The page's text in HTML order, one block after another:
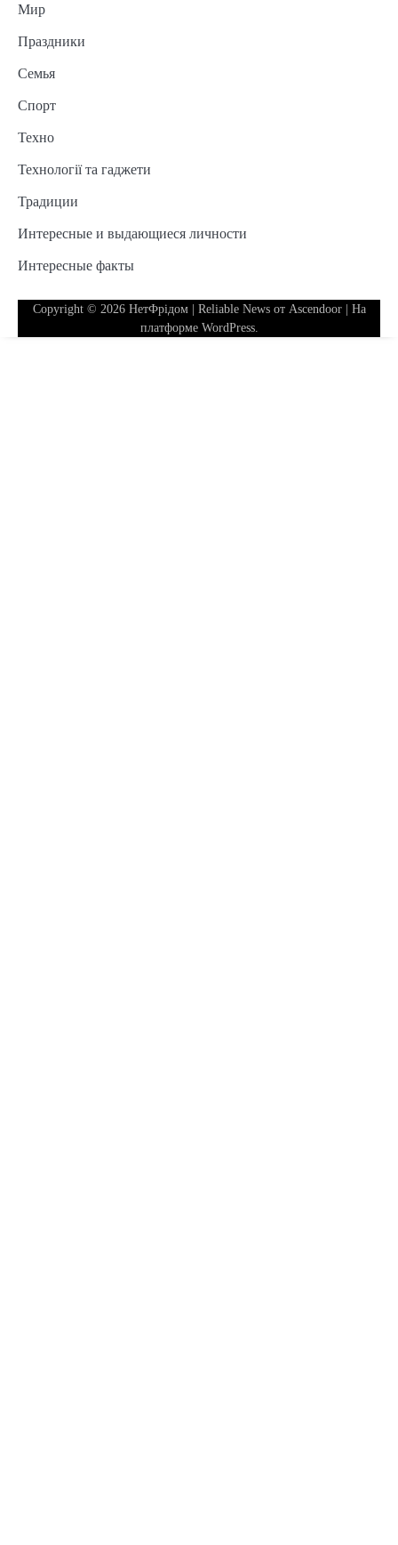
Мир
Праздники
Семья
Спорт
Техно
Технології та гаджети
Традиции
Интересные и выдающиеся личности
Интересные факты
Copyright © 2026 НетФрідом| Reliable News от Ascendoor| На
платформе WordPress.